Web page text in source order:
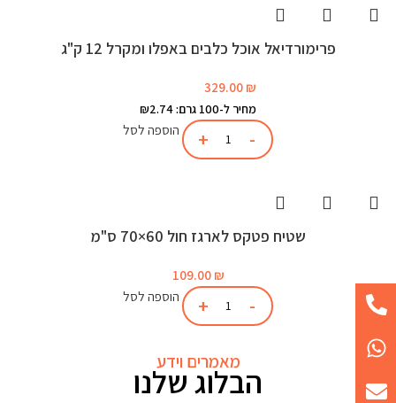
פרימורדיאל אוכל כלבים באפלו ומקרל 12 ק"ג
329.00 ₪
מחיר ל-100 גרם: ₪2.74
הוספה לסל
שטיח פטקס לארגז חול 60×70 ס"מ
109.00 ₪
הוספה לסל
מאמרים וידע
הבלוג שלנו